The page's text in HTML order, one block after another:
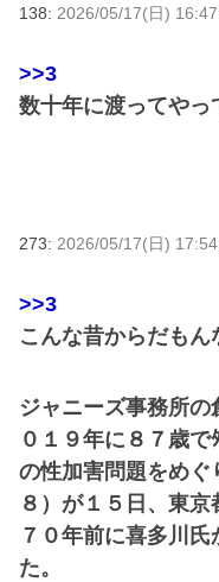
138: 2026/05/17(日)
>>3
数十年に渡ってやっ
273: 2026/05/17(日)
>>3
こんな昔からだもん
ジャニーズ事務所
０１９年に８７歳でﾀ
の性加害問題をめぐ
８）が１５日、東京
７０年前に喜多川
た。